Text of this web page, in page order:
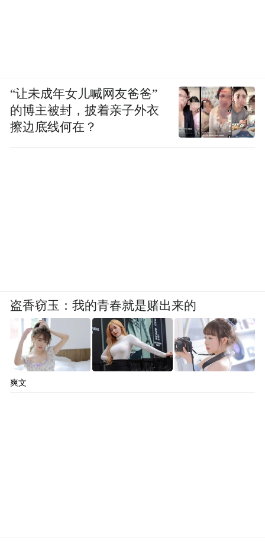
“让未成年女儿喊网友爸爸”
的博主被封，披着亲子外衣
擦边底线何在？
盗香窃玉：我的青春就是赌出来的
爽文